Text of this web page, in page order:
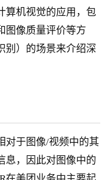
算机视觉的应用，包
图像质量评价等方
别）的场景来介绍深
对于图像/视频中的其
息，因此对图像中的